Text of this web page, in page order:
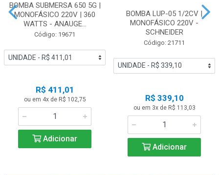
BOMBA SUBMERSA 650 5G |
MONOFÁSICO 220V | 360
WATTS - ANAUGE...
Código: 19671
R$ 411,01
ou em 4x de R$ 102,75
Adicionar
BOMBA LUP-05 1/2CV |
MONOFÁSICO 220V -
SCHNEIDER
Código: 21711
R$ 339,10
ou em 3x de R$ 113,03
Adicionar